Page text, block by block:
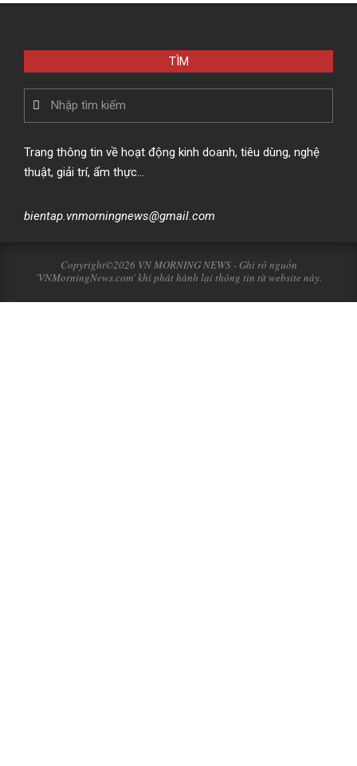
TÌM
Trang thông tin về hoạt động kinh doanh, tiêu dùng, nghệ
thuật, giải trí, ẩm thực…
bientap.vnmorningnews@gmail.com
Copyright©2026 VN MORNING NEWS - Ghi rõ nguồn
'VNMorningNews.com' khi phát hành lại thông tin từ website này.